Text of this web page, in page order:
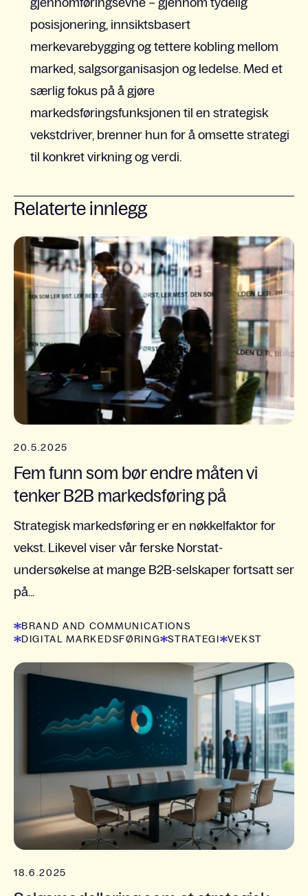
posisjonering, innsiktsbasert
merkevarebygging og tettere kobling mellom
marked, salgsorganisasjon og ledelse. Med et
særlig fokus på å gjøre
markedsføringsfunksjonen til en strategisk
vekstdriver, brenner hun for å omsette strategi
til konkret virkning og verdi.
Relaterte innlegg
20.5.2025
Fem funn som bør endre måten vi
tenker B2B markedsføring på
Strategisk markedsføring er en nøkkelfaktor for
vekst. Likevel viser vår ferske Norstat-
undersøkelse at mange B2B-selskaper fortsatt ser
på...
BRAND AND COMMUNICATIONS
DIGITAL MARKEDSFØRING
STRATEGI VEKST
18.6.2025